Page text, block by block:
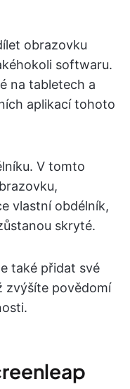
obrazovku
softwaru.
na tabletech a
aplikací tohoto
V tomto
vlastní obdélník,
skryté.
také přidat své
zvýšíte povědomí